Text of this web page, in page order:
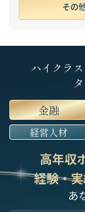
その
ハイクラ
金融
経営人材
高年収
経験・
あ